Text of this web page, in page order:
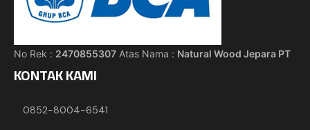
No Rek : 2470855307 Atas Nama : Natural Wood Jepara PT
KONTAK KAMI
0852-8004-6541